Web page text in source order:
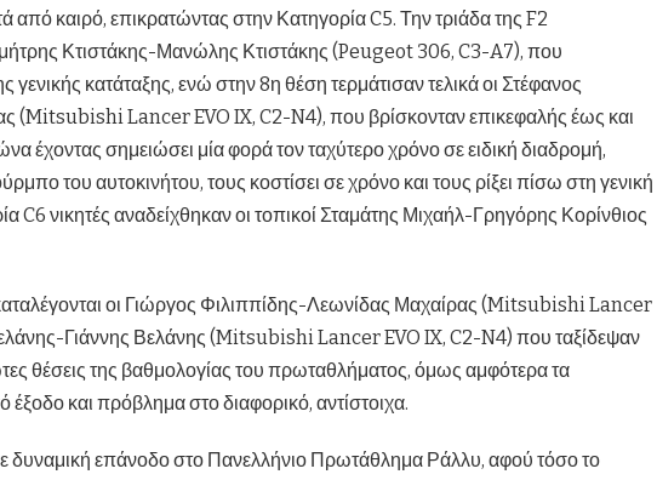
από καιρό, επικρατώντας στην Κατηγορία C5. Την τριάδα της F2
Κτιστάκης-Μανώλης Κτιστάκης (Peugeot 306, C3-A7), που
κατάταξης, ενώ στην 8η θέση τερμάτισαν τελικά οι Στέφανος
(Mitsubishi Lancer EVO IX, C2-N4), που βρίσκονταν επικεφαλής έως και
έχοντας σημειώσει μία φορά τον ταχύτερο χρόνο σε ειδική διαδρομή,
του αυτοκινήτου, τους κοστίσει σε χρόνο και τους ρίξει πίσω στη γενική
C6 νικητές αναδείχθηκαν οι τοπικοί Σταμάτης Μιχαήλ-Γρηγόρης Κορίνθιος
οι Γιώργος Φιλιππίδης-Λεωνίδας Μαχαίρας (Mitsubishi Lancer
Γιάννης Βελάνης (Mitsubishi Lancer EVO IX, C2-N4) που ταξίδεψαν
θέσεις της βαθμολογίας του πρωταθλήματος, όμως αμφότερα τα
και πρόβλημα στο διαφορικό, αντίστοιχα.
δυναμική επάνοδο στο Πανελλήνιο Πρωτάθλημα Ράλλυ, αφού τόσο το